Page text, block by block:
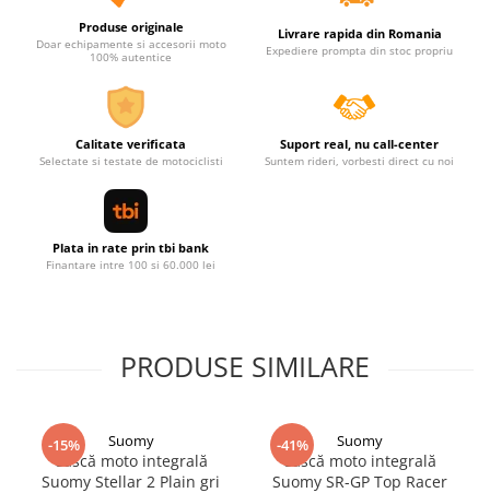
Produse originale
Doar echipamente si accesorii moto
100% autentice
Livrare rapida din Romania
Expediere prompta din stoc propriu
Calitate verificata
Selectate si testate de motociclisti
Suport real, nu call-center
Suntem rideri, vorbesti direct cu noi
Plata in rate prin tbi bank
Finantare intre 100 si 60.000 lei
PRODUSE SIMILARE
-15% Suomy
Cască moto integrală
Suomy Stellar 2 Plain gri
-41% Suomy
Cască moto integrală
Suomy SR-GP Top Racer